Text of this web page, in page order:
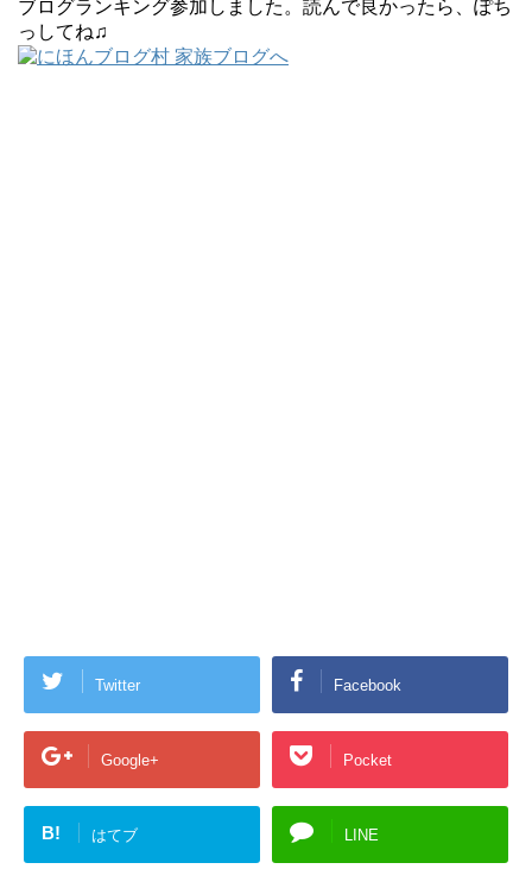
ブログランキング参加しました。読んで良かったら、ぽち
っしてね♫
Twitter Facebook
Google+ Pocket
B! はてブ LINE